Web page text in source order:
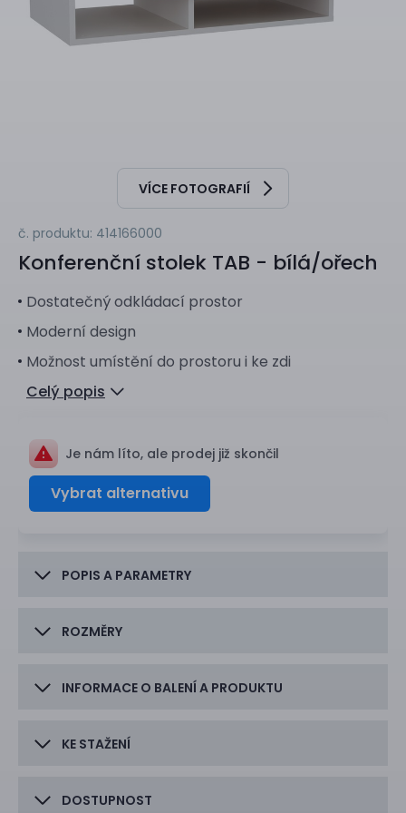
VÍCE FOTOGRAFIÍ
č. produktu: 414166000
Konferenční stolek TAB - bílá/ořech
Dostatečný odkládací prostor
Moderní design
Možnost umístění do prostoru i ke zdi
Celý popis
Je nám líto, ale prodej již skončil
Vybrat alternativu
POPIS A PARAMETRY
ROZMĚRY
INFORMACE O BALENÍ A PRODUKTU
KE STAŽENÍ
DOSTUPNOST